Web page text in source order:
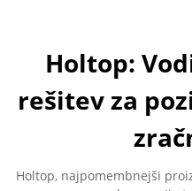
Holtop:
rešitev za
Holtop, najpomembnejši